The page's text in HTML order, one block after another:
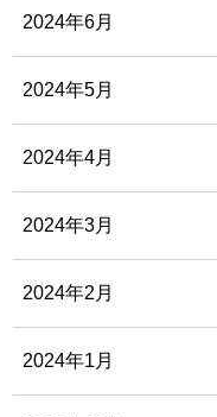
2024年6月
2024年5月
2024年4月
2024年3月
2024年2月
2024年1月